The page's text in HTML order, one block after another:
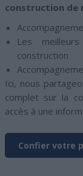
construction de
Les
construction
Ici, nous
complet sur la
accès à une
Confier votre